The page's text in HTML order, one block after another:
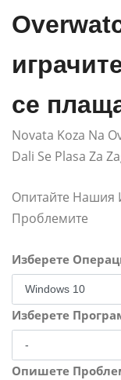
се
Novata Koza Na
Dali Se Plasa Za
Опитайте Нашия
Проблемите
Изберете
Изберете
Опишете